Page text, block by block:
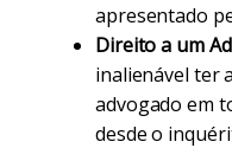
apresentado
Direito a um
inalienável ter
advogado em
desde o